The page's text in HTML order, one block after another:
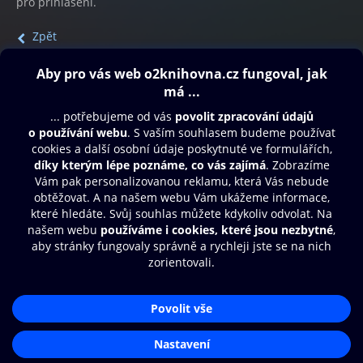
Zpět
Obsah ke stažení
Moje O2 Knihovna
Další zábava
© O2 Czech Republic a.s.
Přístupnost
Zásady zpracování osobních údajůAplikace O2 Knihovna
Čti a poslouchej své e-knihy a